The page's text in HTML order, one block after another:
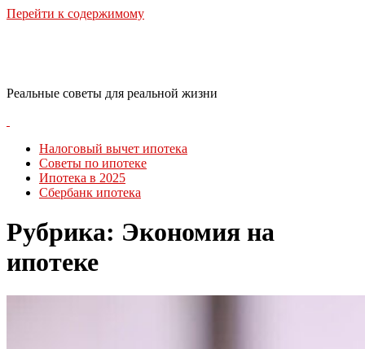
Перейти к содержимому
Реальные советы для реальной жизни
Налоговый вычет ипотека
Советы по ипотеке
Ипотека в 2025
Сбербанк ипотека
Рубрика: Экономия на
ипотеке